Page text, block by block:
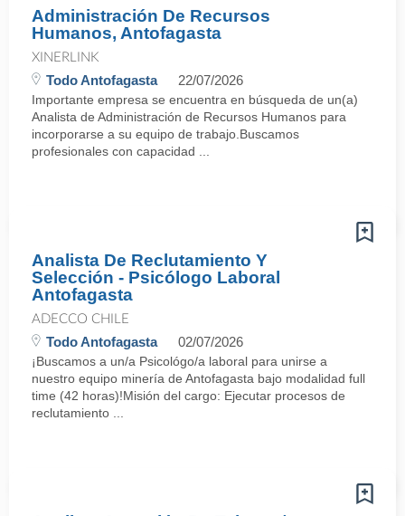
Administración De Recursos
Humanos, Antofagasta
XINERLINK
Todo Antofagasta 22/07/2026
Importante empresa se encuentra en búsqueda de un(a)
Analista de Administración de Recursos Humanos para
incorporarse a su equipo de trabajo.Buscamos
profesionales con capacidad ...
Analista De Reclutamiento Y
Selección - Psicólogo Laboral
Antofagasta
ADECCO CHILE
Todo Antofagasta 02/07/2026
¡Buscamos a un/a Psicológo/a laboral para unirse a
nuestro equipo minería de Antofagasta bajo modalidad full
time (42 horas)!Misión del cargo: Ejecutar procesos de
reclutamiento ...